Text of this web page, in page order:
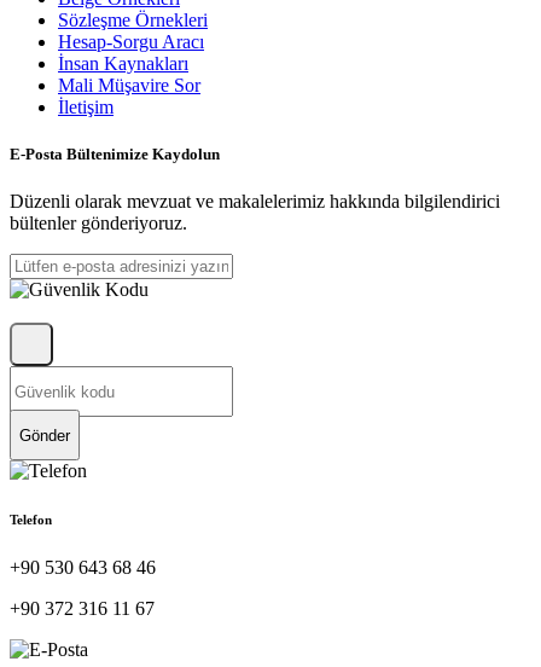
Sözleşme Örnekleri
Hesap-Sorgu Aracı
İnsan Kaynakları
Mali Müşavire Sor
İletişim
E-Posta Bültenimize Kaydolun
Düzenli olarak mevzuat ve makalelerimiz hakkında bilgilendirici
bültenler gönderiyoruz.
Gönder
Telefon
+90 530 643 68 46
+90 372 316 11 67